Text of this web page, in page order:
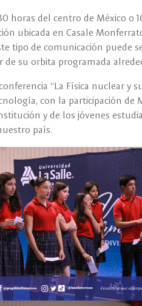
horas del centro de México o
ubicada en Casale
tipo de comunicación puede
de su orbita programada
“La Física nuclear y
con la participación de
y de los jóvenes
país.